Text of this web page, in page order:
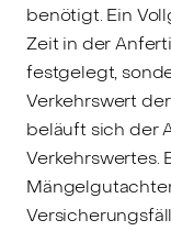
benötigt. Ein
Zeit in der
festgelegt,
Verkehrswert
beläuft sich der
Verkehrswertes.